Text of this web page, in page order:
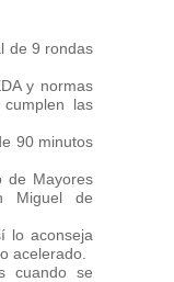
de 9 rondas
y normas
las
90 minutos
de Mayores
Miguel de
lo aconseja
acelerado.
cuando se